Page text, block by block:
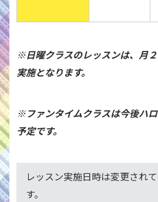
※日曜クラスのレッスンは、月
実施となります。
※ファンタイムクラスは今後ハ
予定です。
レッスン実施日時は変更され
す。